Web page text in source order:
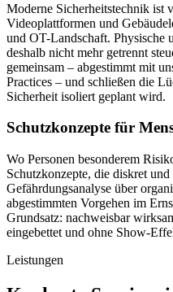
Moderne Sicherheitstechnik ist
Videoplattformen und
und OT-Landschaft. Physische
deshalb nicht mehr getrennt
gemeinsam – abgestimmt mit
Practices – und schließen die
Sicherheit isoliert geplant wird.
Schutzkonzepte für
Wo Personen besonderem
Schutzkonzepte, die diskret
Gefährdungsanalyse über
abgestimmten Vorgehen im
Grundsatz: nachweisbar
eingebettet und ohne Show-
Leistungen